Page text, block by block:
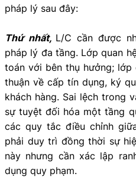
pháp lý sau đây:
Thứ nhất, L/C cần được
pháp lý đa tầng. Lớp quan
toán với bên thụ hưởng;
thuận về cấp tín dụng, ký
khách hàng. Sai lệch trong
sự tuyệt đối hóa một tầng
các quy tắc điều chỉnh
phải duy trì đồng thời sự
này nhưng cần xác lập
dụng quy phạm.